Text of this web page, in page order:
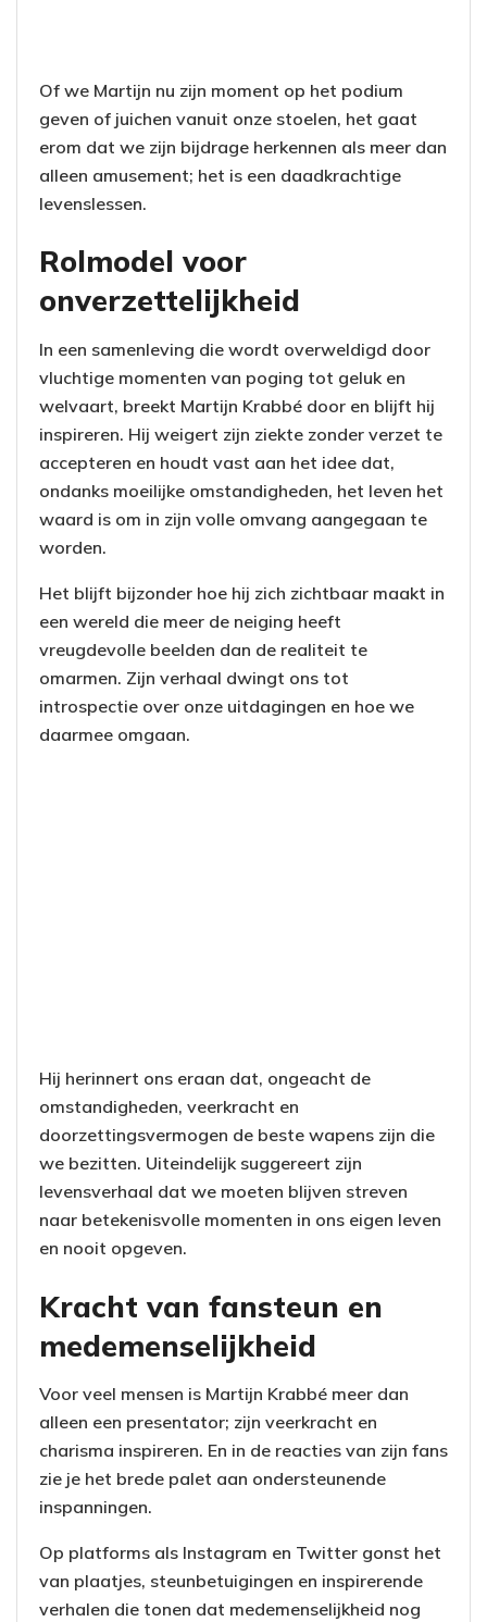
Of we Martijn nu zijn moment op het podium
geven of juichen vanuit onze stoelen, het gaat
erom dat we zijn bijdrage herkennen als meer dan
alleen amusement; het is een daadkrachtige
levenslessen.
Rolmodel voor
onverzettelijkheid
In een samenleving die wordt overweldigd door
vluchtige momenten van poging tot geluk en
welvaart, breekt Martijn Krabbé door en blijft hij
inspireren. Hij weigert zijn ziekte zonder verzet te
accepteren en houdt vast aan het idee dat,
ondanks moeilijke omstandigheden, het leven het
waard is om in zijn volle omvang aangegaan te
worden.
Het blijft bijzonder hoe hij zich zichtbaar maakt in
een wereld die meer de neiging heeft
vreugdevolle beelden dan de realiteit te
omarmen. Zijn verhaal dwingt ons tot
introspectie over onze uitdagingen en hoe we
daarmee omgaan.
Hij herinnert ons eraan dat, ongeacht de
omstandigheden, veerkracht en
doorzettingsvermogen de beste wapens zijn die
we bezitten. Uiteindelijk suggereert zijn
levensverhaal dat we moeten blijven streven
naar betekenisvolle momenten in ons eigen leven
en nooit opgeven.
Kracht van fansteun en
medemenselijkheid
Voor veel mensen is Martijn Krabbé meer dan
alleen een presentator; zijn veerkracht en
charisma inspireren. En in de reacties van zijn fans
zie je het brede palet aan ondersteunende
inspanningen.
Op platforms als Instagram en Twitter gonst het
van plaatjes, steunbetuigingen en inspirerende
verhalen die tonen dat medemenselijkheid nog